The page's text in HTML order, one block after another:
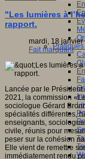
"Les lumières à
rapport.
mardi, 18 janvier
Fait marquant
Lancée par le
2021, la commission
sociologue Gérard
spécialités différentes,
enseignants,
civile, réunis pour
peser sur la cohésion
Elle vient de remettre
immédiatement rendu